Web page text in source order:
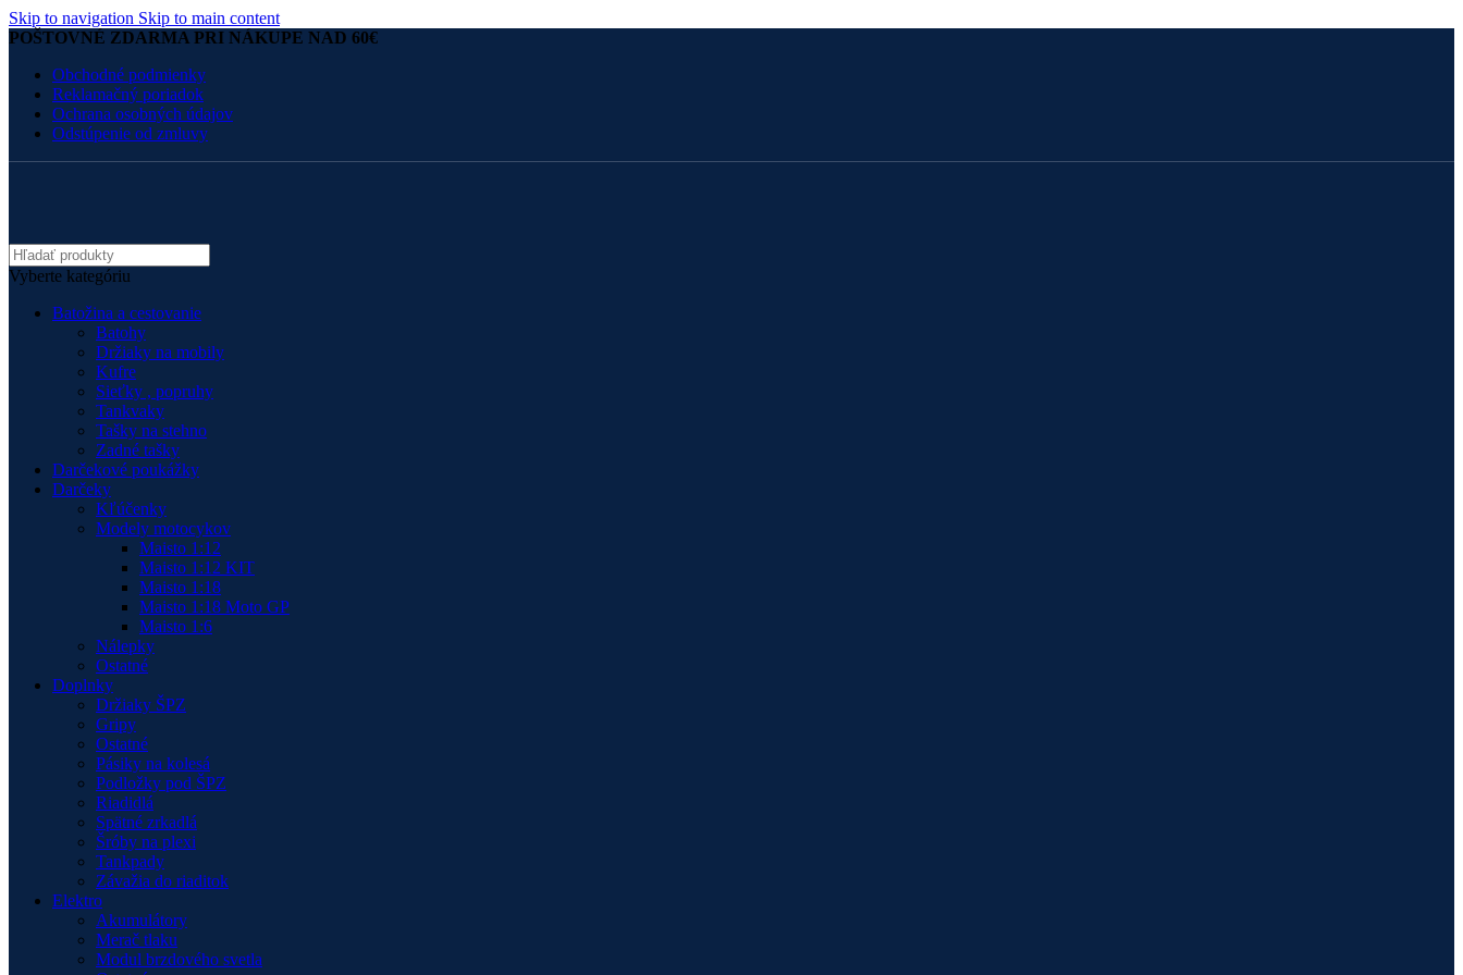
Skip to navigation Skip to main content
POŠTOVNÉ ZDARMA PRI NÁKUPE NAD 60€
Obchodné podmienky
Reklamačný poriadok
Ochrana osobných údajov
Odstúpenie od zmluvy
Vyberte kategóriu
Batožina a cestovanie
Batohy
Držiaky na mobily
Kufre
Sieťky , popruhy
Tankvaky
Tašky na stehno
Zadné tašky
Darčekové poukážky
Darčeky
Kľúčenky
Modely motocykov
Maisto 1:12
Maisto 1:12 KIT
Maisto 1:18
Maisto 1:18 Moto GP
Maisto 1:6
Nálepky
Ostatné
Doplnky
Držiaky ŠPZ
Gripy
Ostatné
Pásiky na kolesá
Podložky pod ŠPZ
Riadidlá
Spätné zrkadlá
Šróby na plexi
Tankpady
Závažia do riaditok
Elektro
Akumulátory
Merač tlaku
Modul brzdového svetla